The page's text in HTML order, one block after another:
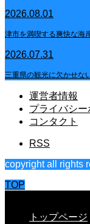
2026.08.01
津市を満喫する爽快な海
2026.07.31
三重県の観光に欠かせな
運営者情報
プライバシー
コンタクト
RSS
copyright all rights
TOP
トップページ